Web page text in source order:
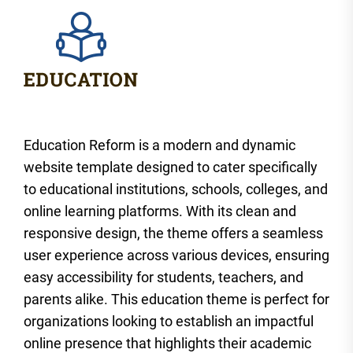
Education Reform is a modern and dynamic
website template designed to cater specifically
to educational institutions, schools, colleges, and
online learning platforms. With its clean and
responsive design, the theme offers a seamless
user experience across various devices, ensuring
easy accessibility for students, teachers, and
parents alike. This education theme is perfect for
organizations looking to establish an impactful
online presence that highlights their academic